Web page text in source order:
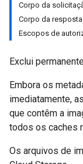
Corpo da
Corpo da resposta
Escopos de
Exclui
Embora os
imediatamente,
que contêm a
todos os caches
Os arquivos de